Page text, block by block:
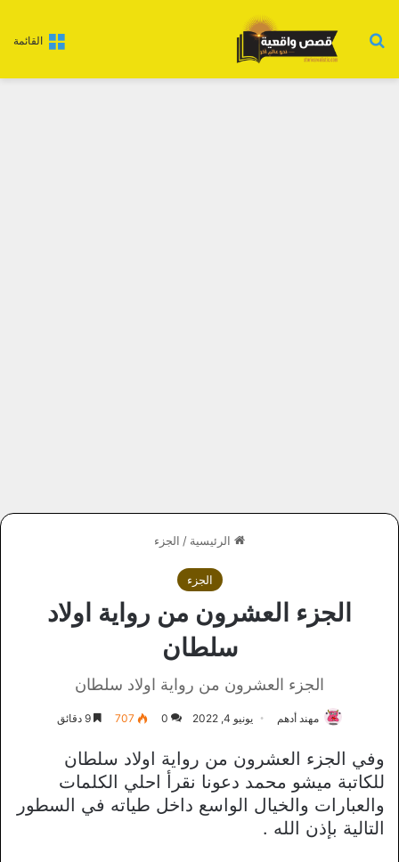
القائمة بحث عن
الرئيسية / الجزء
الجزء
الجزء العشرون من رواية اولاد
سلطان
الجزء العشرون من رواية اولاد سلطان
مهند أدهم يونيو 4, 2022 0
707
وفي الجزء العشرون من رواية اولاد سلطان
للكاتبة ميشو محمد دعونا نقرأ احلي الكلمات
والعبارات والخيال الواسع داخل طياته في السطور
التالية بإذن الله .